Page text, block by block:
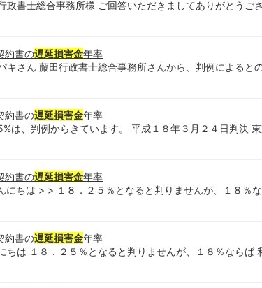
政書士総合事務所様 ご回答いただきましてありがとうご
約書の遅延損害金年率
キさん 藤田行政書士総合事務所さんから、判例によると
約書の遅延損害金年率
は、判例からきています。 平成１８年３月２４日判決
約書の遅延損害金年率
にちは > > １８．２５％となると判りませんが、１８％
約書の遅延損害金年率
ちは １８．２５％となると判りませんが、１８％ならば